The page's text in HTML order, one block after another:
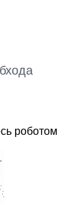
роботом